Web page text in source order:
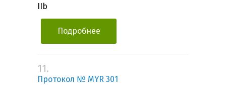
IIb
Подробнее
11.
Протокол № MYR 301